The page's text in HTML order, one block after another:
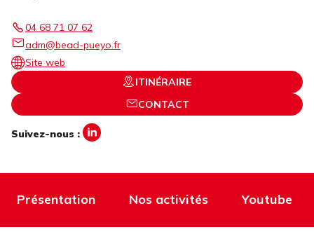
04 68 71 07 62
adm@bead-pueyo.fr
Site web
ITINÉRAIRE
CONTACT
Suivez-nous :
Présentation Nos activités Youtube